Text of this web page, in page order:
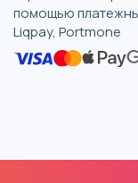
помощью
Liqpay, Portmone